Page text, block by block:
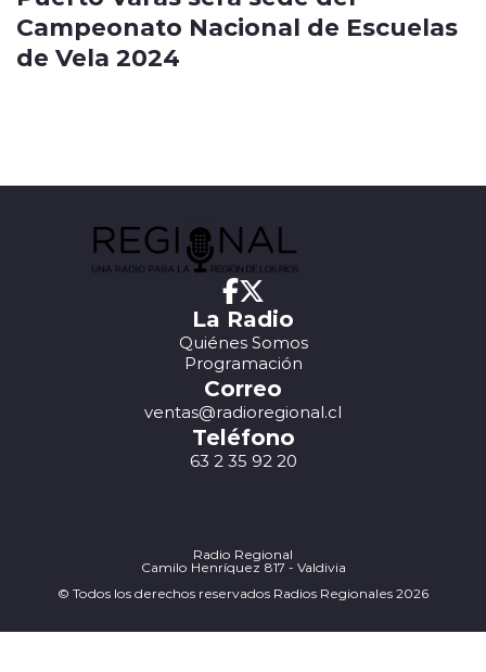
Campeonato Nacional de Escuelas
de Vela 2024
La Radio
Quiénes Somos
Programación
Correo
ventas@radioregional.cl
Teléfono
63 2 35 92 20
Radio Regional
Camilo Henríquez 817 - Valdivia
© Todos los derechos reservados Radios Regionales 2026